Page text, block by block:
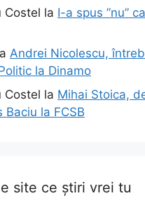
Costel la I-a spus ”nu”
Andrei Nicolescu,
la Dinamo
Costel la Mihai Stoica,
Baciu la FCSB
site ce știri vrei tu